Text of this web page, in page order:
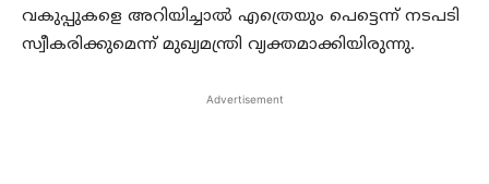
വകുപ്പുകളെ അറിയിച്ചാല്‍ എത്രെയും പെട്ടെന്ന് നടപടി
സ്വീകരിക്കുമെന്ന് മുഖ്യമന്ത്രി വ്യക്തമാക്കിയിരുന്നു.
Advertisement